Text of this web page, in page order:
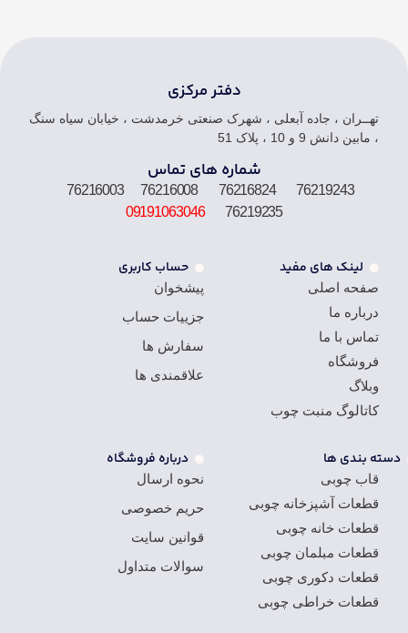
دفتر مرکزی
تهــران ، جاده آبعلی ، شهرک صنعتی خرمدشت ، خیابان سیاه سنگ
، مابین دانش 9 و 10 ، پلاک 51
شماره های تماس
76219235
09191063046
لینک های مفید
صفحه اصلی
درباره ما
تماس با ما
فروشگاه
وبلاگ
کاتالوگ منبت چوب
حساب کاربری
پیشخوان
جزییات حساب
سفارش ها
علاقمندی ها
دسته بندی ها
قاب چوبی
قطعات آشپزخانه چوبی
قطعات خانه چوبی
قطعات مبلمان چوبی
قطعات دکوری چوبی
قطعات خراطی چوبی
درباره فروشگاه
نحوه ارسال
حریم خصوصی
قوانین سایت
سوالات متداول